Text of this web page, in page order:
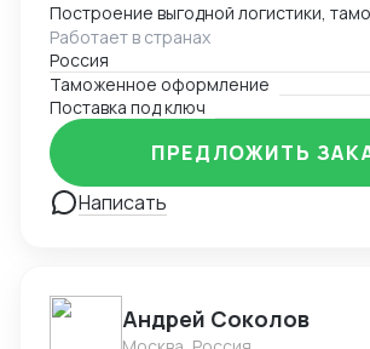
Построение выгодной логистики,
оформление.
Работает в странах
Россия
Таможенное оформление
Поставка под ключ
Написать
ПРЕДЛОЖИТЬ
Андрей Соколов